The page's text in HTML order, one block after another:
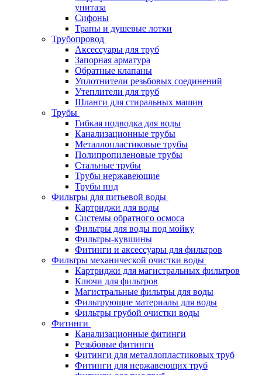
унитаза
Сифоны
Трапы и душевые лотки
Трубопровод
Аксессуары для труб
Запорная арматура
Обратные клапаны
Уплотнители резьбовых соединений
Утеплители для труб
Шланги для стиральных машин
Трубы
Гибкая подводка для воды
Канализационные трубы
Металлопластиковые трубы
Полипропиленовые трубы
Стальные трубы
Трубы нержавеющие
Трубы пнд
Фильтры для питьевой воды
Картриджи для воды
Системы обратного осмоса
Фильтры для воды под мойку
Фильтры-кувшины
Фитинги и аксессуары для фильтров
Фильтры механической очистки воды
Картриджи для магистральных фильтров
Ключи для фильтров
Магистральные фильтры для воды
Фильтрующие материалы для воды
Фильтры грубой очистки воды
Фитинги
Канализационные фитинги
Резьбовые фитинги
Фитинги для металлопластиковых труб
Фитинги для нержавеющих труб